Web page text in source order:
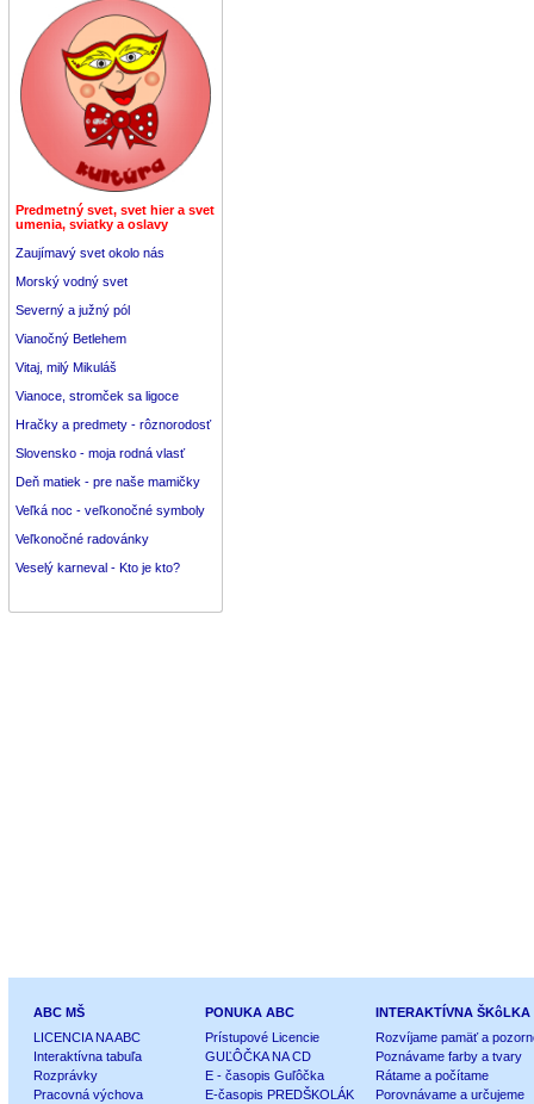
Predmetný svet, svet hier a svet
umenia, sviatky a oslavy
Zaujímavý svet okolo nás
Morský vodný svet
Severný a južný pól
Vianočný Betlehem
Vitaj, milý Mikuláš
Vianoce, stromček sa ligoce
Hračky a predmety - rôznorodosť
Slovensko - moja rodná vlasť
Deň matiek - pre naše mamičky
Veľká noc - veľkonočné symboly
Veľkonočné radovánky
Veselý karneval - Kto je kto?
ABC MŠ
LICENCIA NA ABC
Interaktívna tabuľa
Rozprávky
Pracovná výchova
PONUKA ABC
Prístupové Licencie
GUĽÔČKA NA CD
E - časopis Guľôčka
E-časopis PREDŠKOLÁK
INTERAKTÍVNA ŠKôLKA
Rozvíjame pamäť a
Poznávame farby a tvary
Rátame a počítame
Porovnávame a určujeme